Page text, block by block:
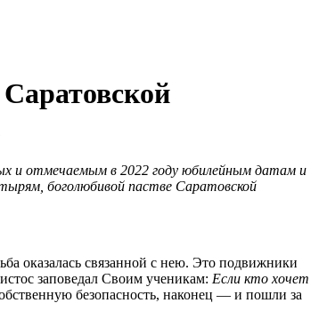
и отмечаемым в 2022 году юбилейным датам и
боголюбивой пастве Саратовской
оказалась связанной с нею. Это подвижники
заповедал Своим ученикам: Если кто хочет
безопасность, наконец — и пошли за